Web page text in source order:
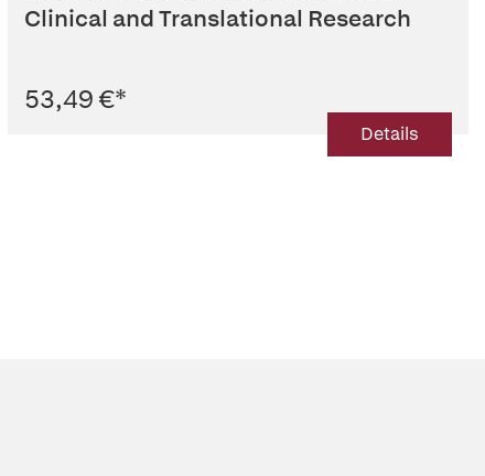
Clinical and Translational Research
53,49 €*
Details